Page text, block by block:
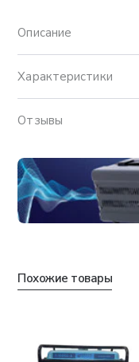
Описание
Характеристики
Отзывы
Похожие товары